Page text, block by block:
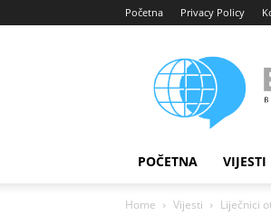
Početna Privacy Policy
POČETNA VIJESTI
Home Vijesti Liječnici